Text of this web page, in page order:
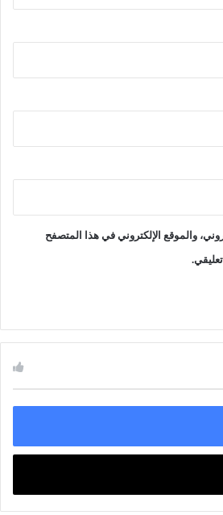
والموقع الإلكتروني في هذا المتصفح